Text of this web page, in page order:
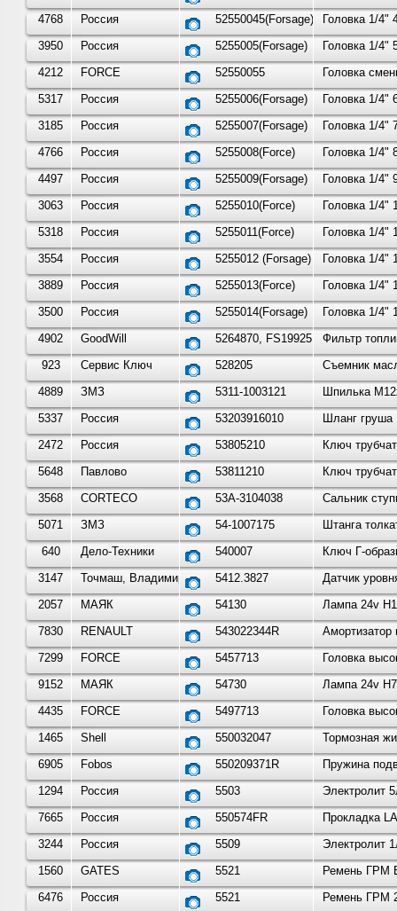
4768
Россия 52550045(Forsage)
Головка 1/4"
3950
Россия 5255005(Forsage)
Головка 1/4"
4212
FORCE 52550055
Головка
5317
Россия 5255006(Forsage)
Головка 1/4"
3185
Россия 5255007(Forsage)
Головка 1/4"
4766
Россия 5255008(Force)
Головка 1/4"
4497
Россия 5255009(Forsage)
Головка 1/4"
3063
Россия 5255010(Force)
Головка 1/4"
5318
Россия 5255011(Force)
Головка 1/4"
3554
Россия 5255012 (Forsage)
Головка 1/4"
3889
Россия 5255013(Force)
Головка 1/4"
3500
Россия 5255014(Forsage)
Головка 1/4"
4902
GoodWill 5264870, FS19925
Фильтр
923
Сервис Ключ 528205
Съемник
4889
ЗМЗ 5311-1003121
Шпилька
5337
Россия 53203916010
Шланг груша
2472
Россия 53805210
Ключ
5648
Павлово 53811210
Ключ
3568
CORTECO 53А-3104038
Сальник
5071
ЗМЗ 54-1007175
Штанга
640
Дело-Техники 540007
Ключ Г-
3147
Точмаш, Владимир 5412.3827
Датчик
2057
МАЯК 54130
Лампа 24v
7830
RENAULT 543022344R
Амортизатор
7299
FORCE 5457713
Головка
9152
МАЯК 54730
Лампа 24v
4435
FORCE 5497713
Головка
1465
Shell 550032047
Тормозная
6905
Fobos 550209371R
Пружина
1294
Россия 5503
Электролит
7665
Россия 550574FR
Прокладка
3244
Россия 5509
Электролит
1560
GATES 5521
Ремень ГРМ
6476
Россия 5521 Ремень ГРМ